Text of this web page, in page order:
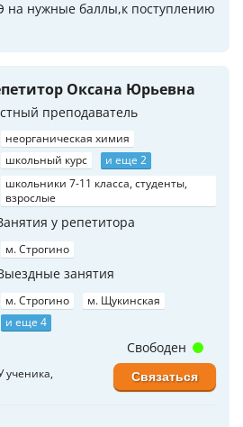
на нужные баллы,к поступлению
Оксана Юрьевна
преподаватель
неорганическая химия
школьный курс
и еще 2
школьники 7-11 класса, студенты,
взрослые
у репетитора
м. Строгино
занятия
м. Строгино
м. Щукинская
и еще 4
ученика
Свободен
Связаться